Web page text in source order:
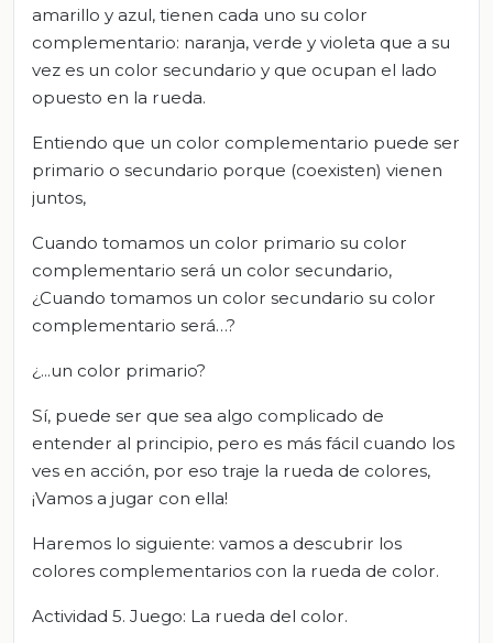
amarillo y azul, tienen cada uno su color
complementario: naranja, verde y violeta que a su
vez es un color secundario y que ocupan el lado
opuesto en la rueda.
Entiendo que un color complementario puede ser
primario o secundario porque (coexisten) vienen
juntos,
Cuando tomamos un color primario su color
complementario será un color secundario,
¿Cuando tomamos un color secundario su color
complementario será…?
¿...un color primario?
Sí, puede ser que sea algo complicado de
entender al principio, pero es más fácil cuando los
ves en acción, por eso traje la rueda de colores,
¡Vamos a jugar con ella!
Haremos lo siguiente: vamos a descubrir los
colores complementarios con la rueda de color.
Actividad 5. Juego: La rueda del color.